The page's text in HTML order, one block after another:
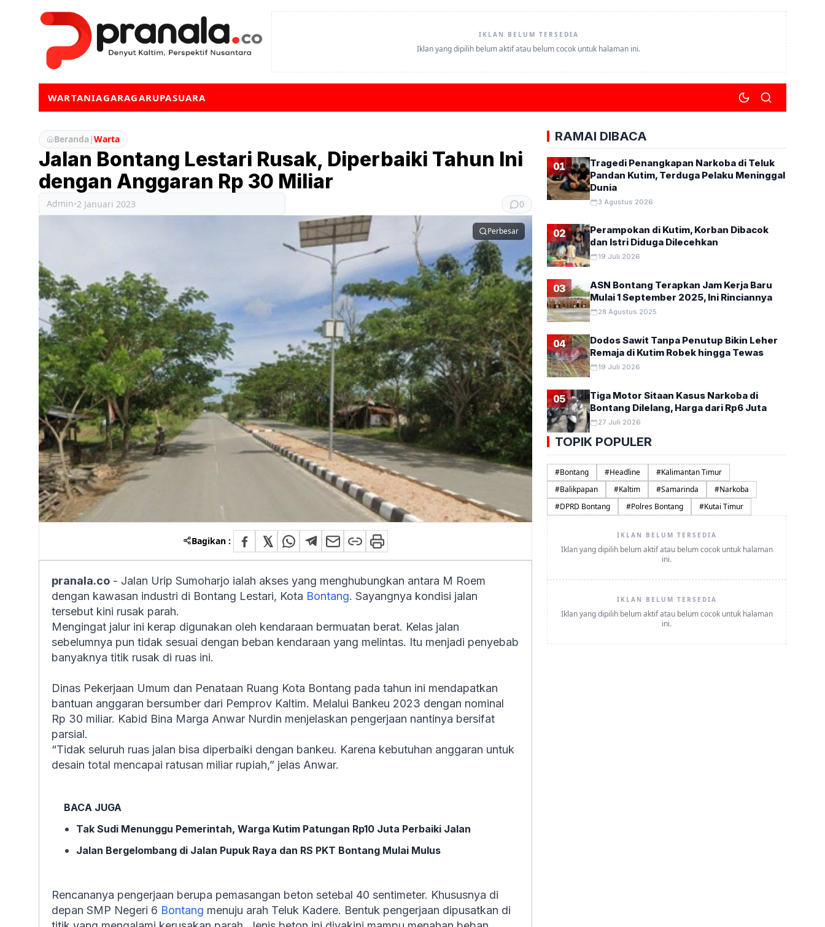
IKLAN BELUM TERSEDIA
Iklan yang dipilih belum aktif atau belum cocok untuk halaman ini.
WARTANIAGARAGARUPASUARA
Beranda|Warta
Jalan Bontang Lestari Rusak, Diperbaiki Tahun Ini
dengan Anggaran Rp 30 Miliar
Admin•2 Januari 2023 0
Perbesar
Bagikan :
pranala.co - Jalan Urip Sumoharjo ialah akses yang menghubungkan antara M Roem
dengan kawasan industri di Bontang Lestari, Kota Bontang. Sayangnya kondisi jalan
tersebut kini rusak parah.
Mengingat jalur ini kerap digunakan oleh kendaraan bermuatan berat. Kelas jalan
sebelumnya pun tidak sesuai dengan beban kendaraan yang melintas. Itu menjadi penyebab
banyaknya titik rusak di ruas ini.
Dinas Pekerjaan Umum dan Penataan Ruang Kota Bontang pada tahun ini mendapatkan
bantuan anggaran bersumber dari Pemprov Kaltim. Melalui Bankeu 2023 dengan nominal
Rp 30 miliar. Kabid Bina Marga Anwar Nurdin menjelaskan pengerjaan nantinya bersifat
parsial.
“Tidak seluruh ruas jalan bisa diperbaiki dengan bankeu. Karena kebutuhan anggaran untuk
desain total mencapai ratusan miliar rupiah,” jelas Anwar.
BACA JUGA
Tak Sudi Menunggu Pemerintah, Warga Kutim Patungan Rp10 Juta Perbaiki Jalan
Jalan Bergelombang di Jalan Pupuk Raya dan RS PKT Bontang Mulai Mulus
Rencananya pengerjaan berupa pemasangan beton setebal 40 sentimeter. Khususnya di
depan SMP Negeri 6 Bontang menuju arah Teluk Kadere. Bentuk pengerjaan dipusatkan di
RAMAI DIBACA
01
Tragedi Penangkapan Narkoba di Teluk
Pandan Kutim, Terduga Pelaku Meninggal
Dunia
3 Agustus 2026
02
Perampokan di Kutim, Korban Dibacok
dan Istri Diduga Dilecehkan
19 Juli 2026
03
ASN Bontang Terapkan Jam Kerja Baru
Mulai 1 September 2025, Ini Rinciannya
28 Agustus 2025
04
Dodos Sawit Tanpa Penutup Bikin Leher
Remaja di Kutim Robek hingga Tewas
19 Juli 2026
05
Tiga Motor Sitaan Kasus Narkoba di
Bontang Dilelang, Harga dari Rp6 Juta
27 Juli 2026
TOPIK POPULER
#Bontang #Headline #Kalimantan Timur
#Balikpapan #Kaltim #Samarinda #Narkoba
#DPRD Bontang #Polres Bontang #Kutai Timur
IKLAN BELUM TERSEDIA
Iklan yang dipilih belum aktif atau belum cocok untuk halaman
ini.
IKLAN BELUM TERSEDIA
Iklan yang dipilih belum aktif atau belum cocok untuk halaman
ini.